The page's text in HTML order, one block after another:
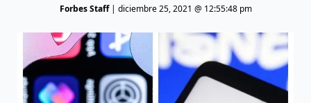
Forbes Staff| diciembre 25, 2021 @ 12:55:48 pm